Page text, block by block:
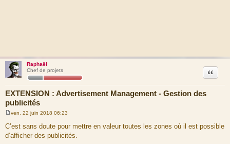
Raphaël
Chef de projets
EXTENSION : Advertisement Management - Gestion des
publicités
Citation
s
s
ven. 22 juin 2018 06:23
C’est sans doute pour mettre en valeur toutes les zones où il est possible
d’afficher des publicités.